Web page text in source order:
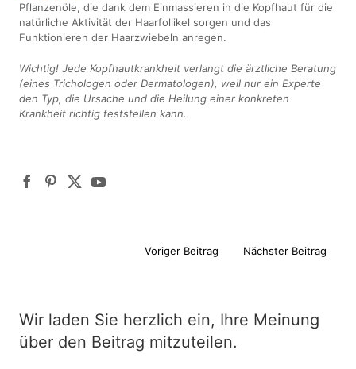
Pflanzenöle, die dank dem Einmassieren in die Kopfhaut für die
natürliche Aktivität der Haarfollikel sorgen und das
Funktionieren der Haarzwiebeln anregen.
Wichtig! Jede Kopfhautkrankheit verlangt die ärztliche Beratung
(eines Trichologen oder Dermatologen), weil nur ein Experte
den Typ, die Ursache und die Heilung einer konkreten
Krankheit richtig feststellen kann.
Voriger Beitrag Nächster Beitrag
Wir laden Sie herzlich ein, Ihre Meinung
über den Beitrag mitzuteilen.